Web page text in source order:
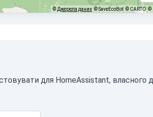
© Джерела даних © SaveEcoBot © CARTO ©
для HomeAssistant,